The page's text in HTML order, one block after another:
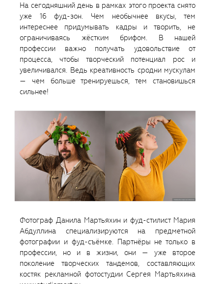
На сегодняшний день в рамках этого проекта снято
уже 16 фуд-зон. Чем необычнее вкусы, тем
интереснее придумывать кадры и творить, не
ограничиваясь жёстким брифом. В нашей
профессии важно получать удовольствие от
процесса, чтобы творческий потенциал рос и
увеличивался. Ведь креативность сродни мускулам
— чем больше тренируешься, тем становишься
сильнее!
Фотограф Данила Мартьяхин и фуд-стилист Мария
Абдуллина специализируются на предметной
фотографии и фуд-съёмке. Партнёры не только в
профессии, но и в жизни, они — уже второе
поколение творческих тандемов, составляющих
костяк рекламной фотостудии Сергея Мартьяхина